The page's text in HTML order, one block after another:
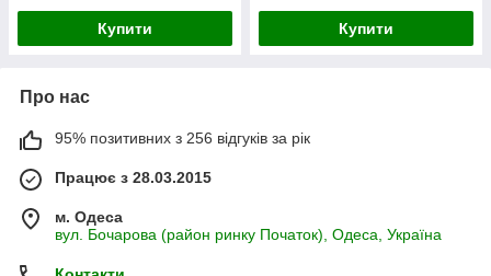
Купити Купити
Про нас
95% позитивних з 256 відгуків за рік
Працює з 28.03.2015
м. Одеса
вул. Бочарова (район ринку Початок), Одеса, Україна